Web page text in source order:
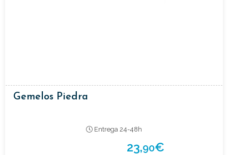
Gemelos Piedra
Entrega 24-48h
23,90€